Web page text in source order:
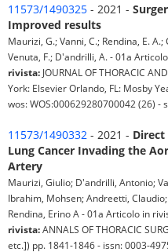
11573/1490325 - 2021 -
Improved results
Maurizi, G.; Vanni, C.; Rendina, E.
Venuta, F.; D'andrilli, A. - 01a
rivista: JOURNAL OF THORACIC
York: Elsevier Orlando, FL: Mosby
wos: WOS:000629280700042 (26) -
11573/1490332 - 2021 - Direct
Lung Cancer Invading the
Artery
Maurizi, Giulio; D'andrilli, Antonio;
Ibrahim, Mohsen; Andreetti,
Rendina, Erino A - 01a Articolo in
rivista:ANNALS OF THORACIC
etc.]) pp. 1841-1846 - issn: 0003-